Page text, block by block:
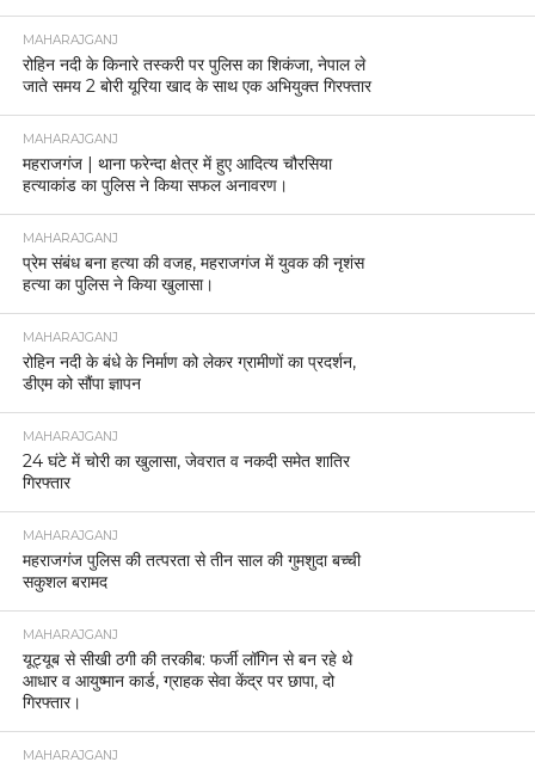
MAHARAJGANJ
रोहिन नदी के किनारे तस्करी पर पुलिस का शिकंजा, नेपाल ले
जाते समय 2 बोरी यूरिया खाद के साथ एक अभियुक्त गिरफ्तार
MAHARAJGANJ
महराजगंज | थाना फरेन्दा क्षेत्र में हुए आदित्य चौरसिया
हत्याकांड का पुलिस ने किया सफल अनावरण।
MAHARAJGANJ
प्रेम संबंध बना हत्या की वजह, महराजगंज में युवक की नृशंस
हत्या का पुलिस ने किया खुलासा।
MAHARAJGANJ
रोहिन नदी के बंधे के निर्माण को लेकर ग्रामीणों का प्रदर्शन,
डीएम को सौंपा ज्ञापन
MAHARAJGANJ
24 घंटे में चोरी का खुलासा, जेवरात व नकदी समेत शातिर
गिरफ्तार
MAHARAJGANJ
महराजगंज पुलिस की तत्परता से तीन साल की गुमशुदा बच्ची
सकुशल बरामद
MAHARAJGANJ
यूट्यूब से सीखी ठगी की तरकीब: फर्जी लॉगिन से बन रहे थे
आधार व आयुष्मान कार्ड, ग्राहक सेवा केंद्र पर छापा, दो
गिरफ्तार।
MAHARAJGANJ